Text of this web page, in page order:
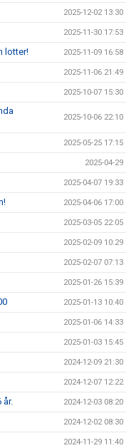
2025-12-02 13:30
2025-11-30 17:53
lotter! 2025-11-09 16:58
2025-11-06 21:49
2025-10-07 15:30
2025-10-06 22:10
2025-05-25 17:15
2025-04-29
2025-04-07 19:33
2025-04-06 17:00
2025-03-05 22:05
2025-02-09 10:29
2025-02-07 07:13
2025-01-26 15:39
2025-01-13 10:40
2025-01-06 14:33
2025-01-03 15:45
2024-12-09 21:30
2024-12-07 12:22
år. 2024-12-03 08:20
2024-12-02 08:30
2024-11-29 11:40